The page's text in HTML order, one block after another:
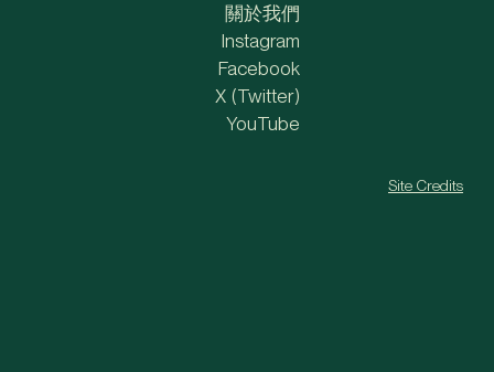
關於我們
Instagram
Facebook
X (Twitter)
YouTube
Site Credits